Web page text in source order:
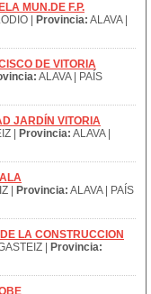
MUN.DE F.P.
| Provincia: ALAVA |
DE VITORIA
ALAVA | PAÍS
JARDÍN VITORIA
| Provincia: ALAVA |
| Provincia: ALAVA | PAÍS
LA CONSTRUCCION
|
Provincia: